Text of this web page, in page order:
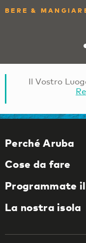
BERE &
Il Vostro
Perché Aruba
Cose da fare
Programmate
La nostra isola